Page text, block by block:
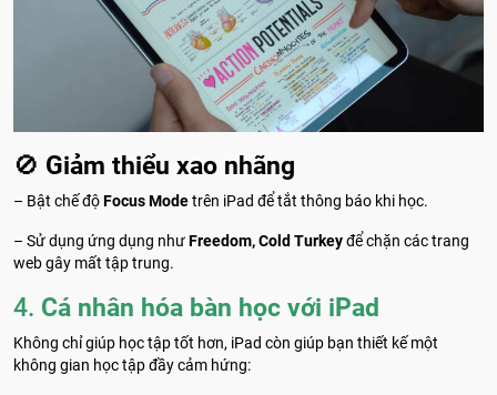
🚫 Giảm thiểu xao nhãng
– Bật chế độFocus Modetrên iPad để tắt thông báo khi học.
– Sử dụng ứng dụng nhưFreedom, Cold Turkeyđể chặn các trang
web gây mất tập trung.
4. Cá nhân hóa bàn học với iPad
Không chỉ giúp học tập tốt hơn, iPad còn giúp bạn thiết kế một
không gian học tập đầy cảm hứng: